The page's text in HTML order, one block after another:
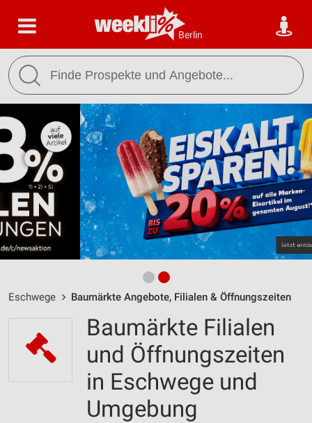
Berlin
Eschwege Baumärkte Angebote, Filialen & Öffnungszeiten
Baumärkte Filialen
und Öffnungszeiten
in Eschwege und
Umgebung